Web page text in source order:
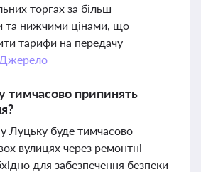
торгах за більш
та нижчими цінами, що
тарифи на передачу
Джерело
тимчасово припинять
Луцьку буде тимчасово
вулицях через ремонтні
для забезпечення безпеки